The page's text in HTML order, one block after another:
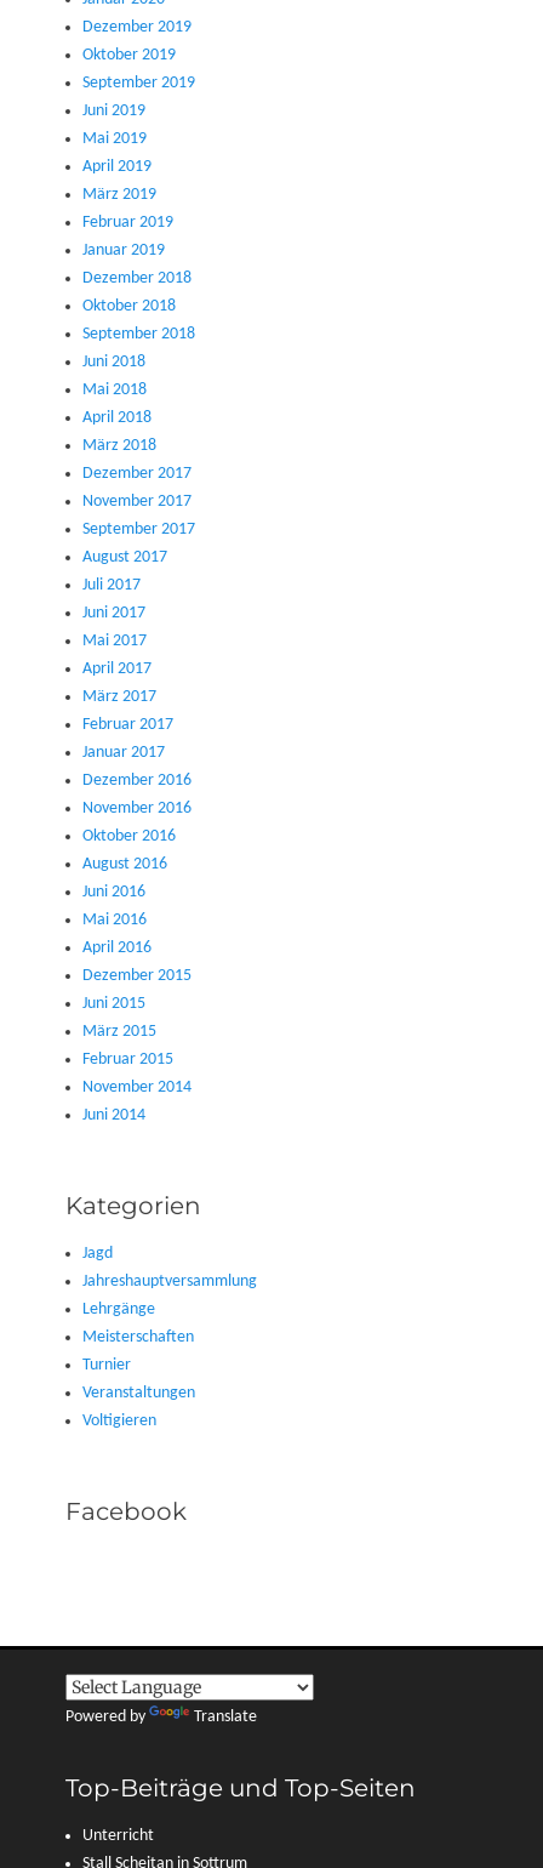
Dezember 2019
Oktober 2019
September 2019
Juni 2019
Mai 2019
April 2019
März 2019
Februar 2019
Januar 2019
Dezember 2018
Oktober 2018
September 2018
Juni 2018
Mai 2018
April 2018
März 2018
Dezember 2017
November 2017
September 2017
August 2017
Juli 2017
Juni 2017
Mai 2017
April 2017
März 2017
Februar 2017
Januar 2017
Dezember 2016
November 2016
Oktober 2016
August 2016
Juni 2016
Mai 2016
April 2016
Dezember 2015
Juni 2015
März 2015
Februar 2015
November 2014
Juni 2014
Kategorien
Jagd
Jahreshauptversammlung
Lehrgänge
Meisterschaften
Turnier
Veranstaltungen
Voltigieren
Facebook
Powered by Translate
Top-Beiträge und Top-Seiten
Unterricht
Stall Scheitan in Sottrum